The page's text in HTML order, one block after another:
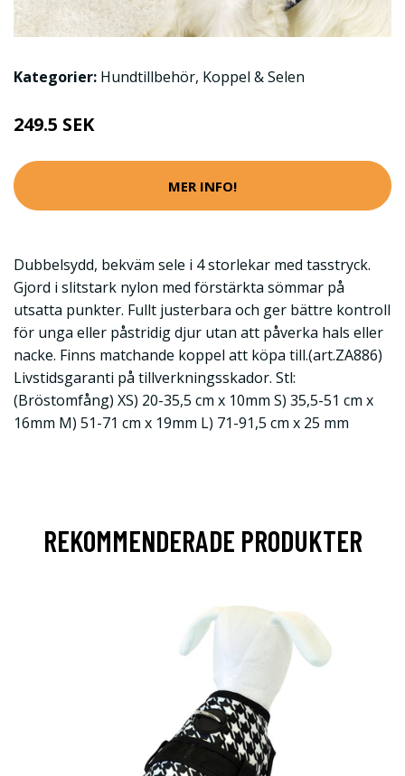
Kategorier: Hundtillbehör, Koppel & Selen
249.5 SEK
MER INFO!
Dubbelsydd, bekväm sele i 4 storlekar med tasstryck.
Gjord i slitstark nylon med förstärkta sömmar på
utsatta punkter. Fullt justerbara och ger bättre kontroll
för unga eller påstridig djur utan att påverka hals eller
nacke. Finns matchande koppel att köpa till.(art.ZA886)
Livstidsgaranti på tillverkningsskador. Stl:
(Bröstomfång) XS) 20-35,5 cm x 10mm S) 35,5-51 cm x
16mm M) 51-71 cm x 19mm L) 71-91,5 cm x 25 mm
REKOMMENDERADE PRODUKTER